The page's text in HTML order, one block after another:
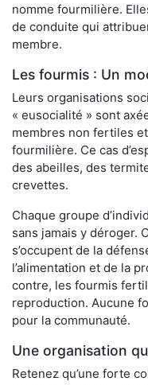
nomme fourmilière.
de conduite qui
membre.
Les fourmis : Un
Leurs organisations
« eusocialité » sont
membres non fertiles
fourmilière. Ce cas
des abeilles, des
crevettes.
Chaque groupe
sans jamais y déroger.
s’occupent de la
l’alimentation et de la
contre, les fourmis
reproduction. Aucune
pour la communauté.
Une organisation
Retenez qu’une forte